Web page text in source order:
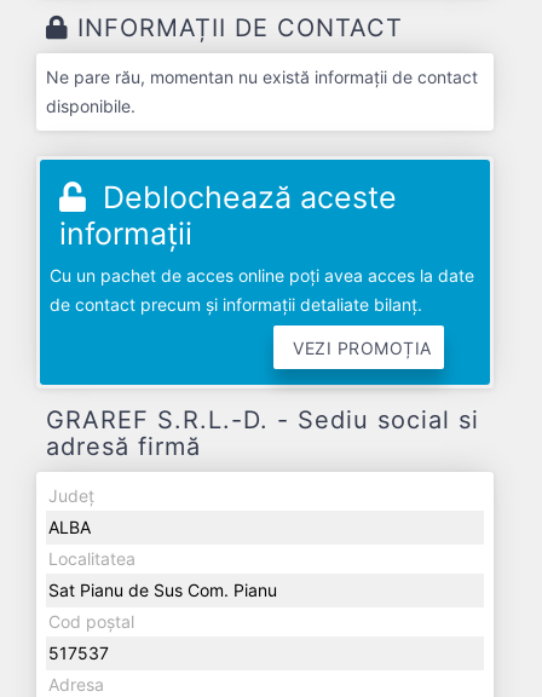
INFORMAȚII DE CONTACT
Ne pare rău, momentan nu există informații de contact
disponibile.
Deblochează aceste
informații
Cu un pachet de acces online poți avea acces la date
de contact precum și informații detaliate bilanț.
VEZI PROMOȚIA
GRAREF S.R.L.-D. - Sediu social si
adresă firmă
Județ
ALBA
Localitatea
Sat Pianu de Sus Com. Pianu
Cod poștal
517537
Adresa